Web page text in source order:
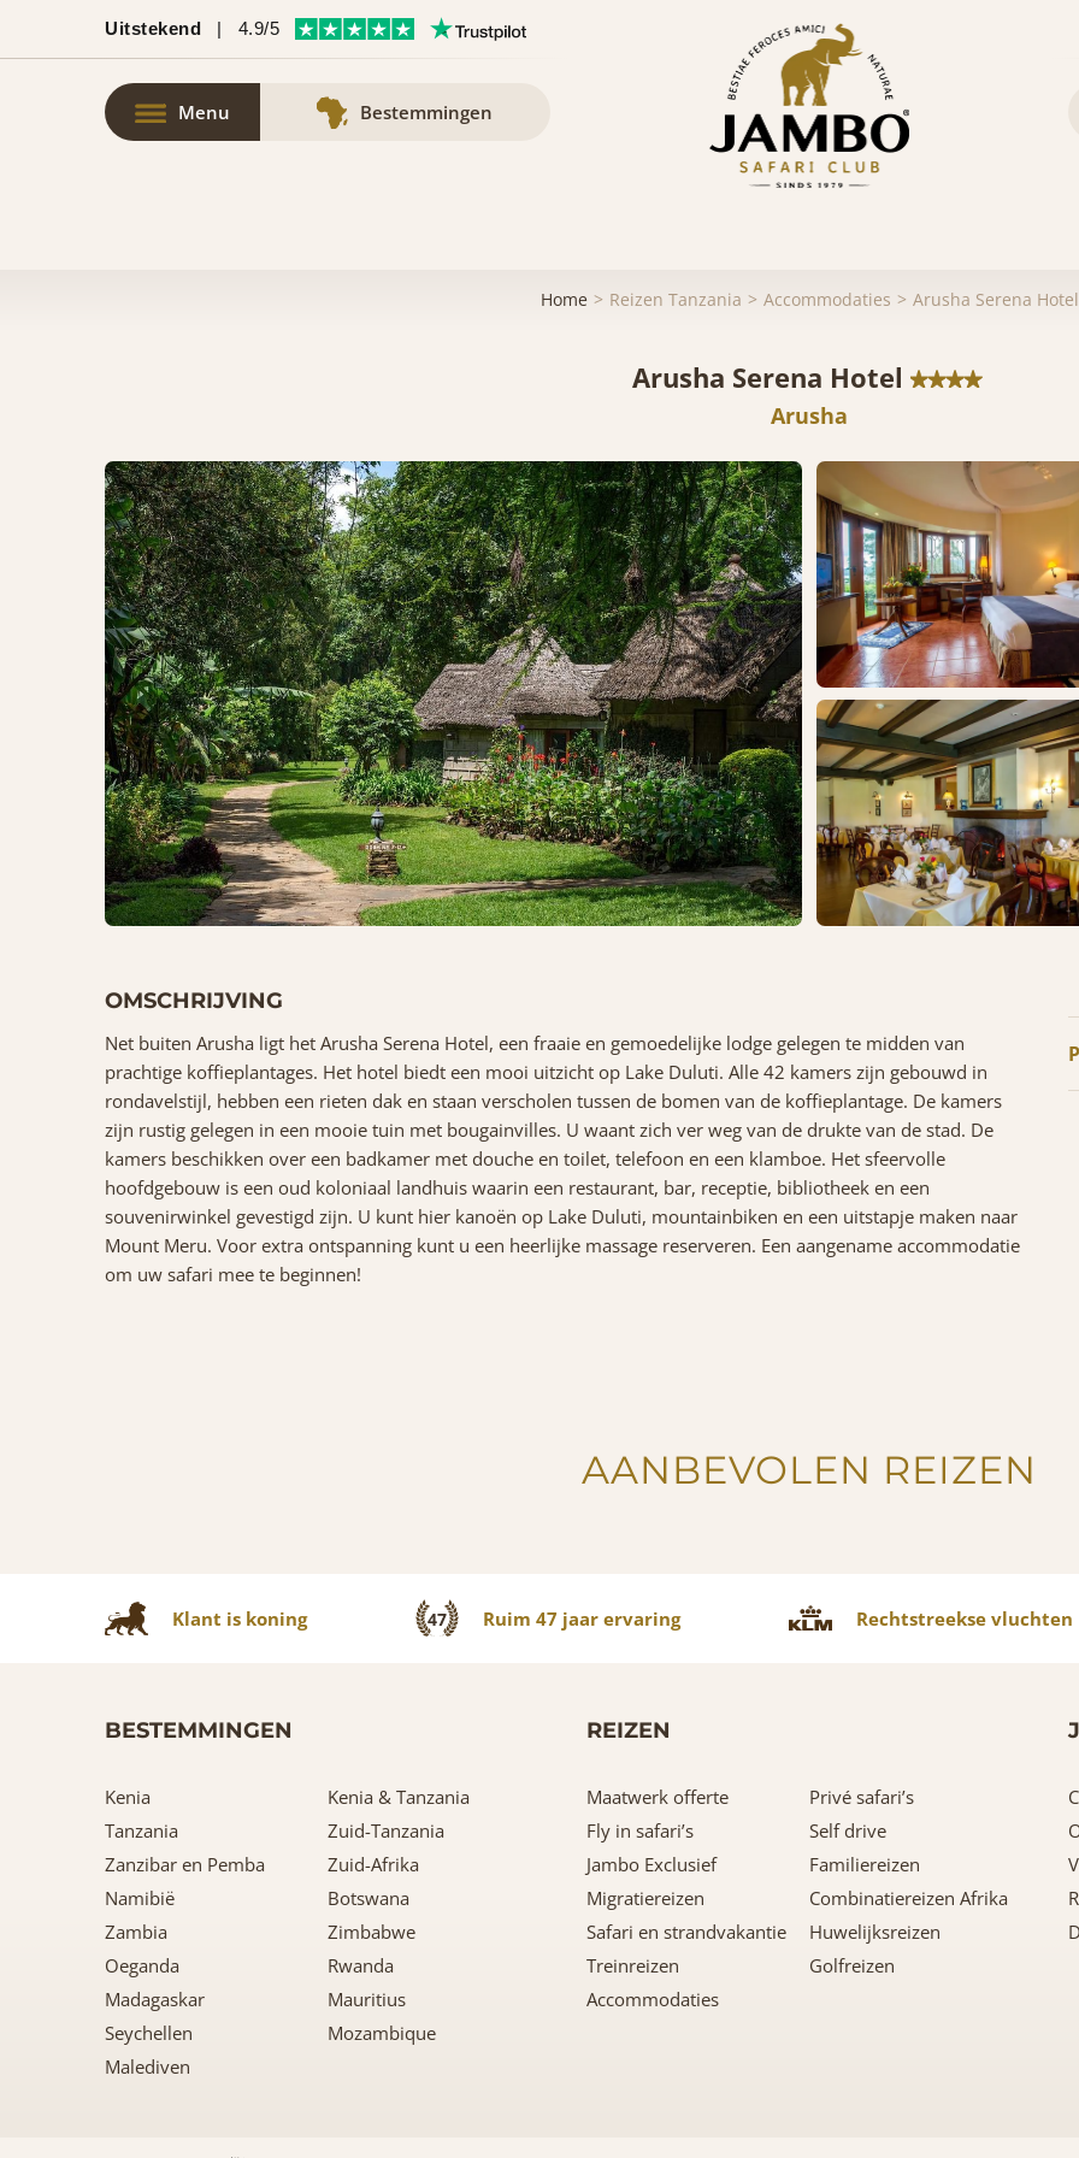
Uitstekend | 4.9/5
Menu Bestemmingen
Home Reizen Tanzania Accommodaties Arusha Serena Hotel
Arusha Serena Hotel
Arusha
OMSCHRIJVING
Net buiten Arusha ligt het Arusha Serena Hotel, een fraaie en gemoedelijke lodge gelegen te midden van
prachtige koffieplantages. Het hotel biedt een mooi uitzicht op Lake Duluti. Alle 42 kamers zijn gebouwd in
rondavelstijl, hebben een rieten dak en staan verscholen tussen de bomen van de koffieplantage. De kamers
zijn rustig gelegen in een mooie tuin met bougainvilles. U waant zich ver weg van de drukte van de stad. De
kamers beschikken over een badkamer met douche en toilet, telefoon en een klamboe. Het sfeervolle
hoofdgebouw is een oud koloniaal landhuis waarin een restaurant, bar, receptie, bibliotheek en een
souvenirwinkel gevestigd zijn. U kunt hier kanoën op Lake Duluti, mountainbiken en een uitstapje maken naar
Mount Meru. Voor extra ontspanning kunt u een heerlijke massage reserveren. Een aangename accommodatie
om uw safari mee te beginnen!
AANBEVOLEN REIZEN
Klant is koning 47 Ruim 47 jaar ervaring Rechtstreekse vluchten
BESTEMMINGEN
Kenia
Kenia & Tanzania
Tanzania
Zuid-Tanzania
Zanzibar en Pemba
Zuid-Afrika
Namibië
Botswana
Zambia
Zimbabwe
Oeganda
Rwanda
Madagaskar
Mauritius
Seychellen
Mozambique
Malediven
REIZEN
Maatwerk offerte
Privé safari’s
Fly in safari’s
Self drive
Jambo Exclusief
Familiereizen
Migratiereizen
Combinatiereizen Afrika
Safari en strandvakantie
Huwelijksreizen
Treinreizen
Golfreizen
Accommodaties